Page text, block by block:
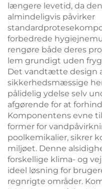
længere levetid, da
almindeligvis påvirker
forbedrede
rengøre både deres
lem grundigt uden
Det vandtætte design
sikkerhedsmæssige
pålidelig ydelse selv
afgørende for at
Komponentens evne
former for
poolkemikalier, sikrer
miljøet. Denne
forskellige klima- og
ideel løsning for
regnrigte områder.